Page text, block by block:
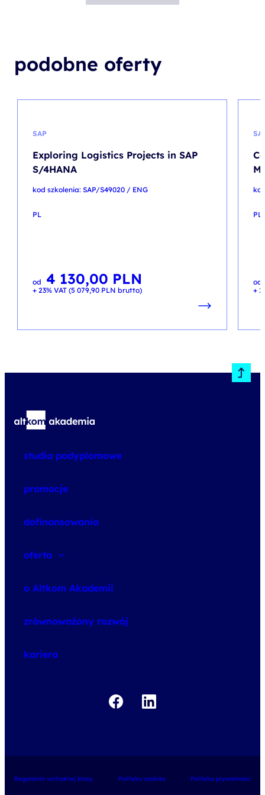
podobne oferty
SAP
Exploring Logistics Projects in SAP
S/4HANA
kod szkolenia: SAP/S49020 / ENG
PL
od 4 130,00 PLN
+ 23% VAT (5 079,90 PLN brutto)
PL
od
+
studia podyplomowe
promocje
dofinansowania
oferta
o Altkom Akademii
zrównoważony rozwój
kariera
Regulamin wirtualnej klasy Polityka cookies Polityka prywatności